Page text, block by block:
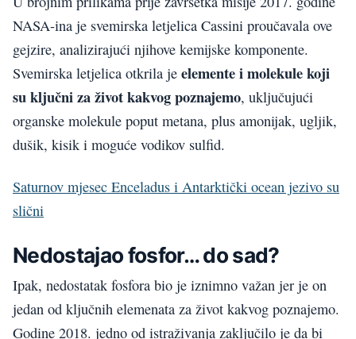
NASA-ina je svemirska letjelica Cassini proučavala ove
gejzire, analizirajući njihove kemijske komponente.
Svemirska letjelica otkrila je elemente i molekule koji
su ključni za život kakvog poznajemo, uključujući
organske molekule poput metana, plus amonijak, ugljik,
dušik, kisik i moguće vodikov sulfid.
Saturnov mjesec Enceladus i Antarktički ocean jezivo su
slični
Nedostajao fosfor… do sad?
Ipak, nedostatak fosfora bio je iznimno važan jer je on
jedan od ključnih elemenata za život kakvog poznajemo.
Godine 2018. jedno od istraživanja zaključilo je da bi